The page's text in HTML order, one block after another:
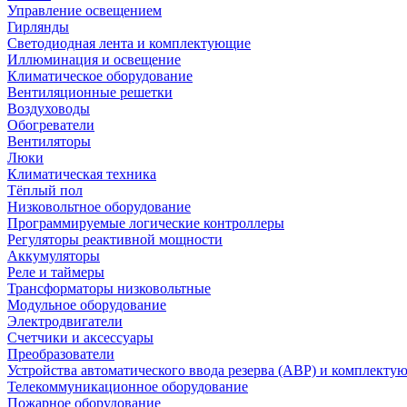
Управление освещением
Гирлянды
Светодиодная лента и комплектующие
Иллюминация и освещение
Климатическое оборудование
Вентиляционные решетки
Воздуховоды
Обогреватели
Вентиляторы
Люки
Климатическая техника
Тёплый пол
Низковольтное оборудование
Программируемые логические контроллеры
Регуляторы реактивной мощности
Аккумуляторы
Реле и таймеры
Трансформаторы низковольтные
Модульное оборудование
Электродвигатели
Счетчики и аксессуары
Преобразователи
Устройства автоматического ввода резерва (АВР) и
Телекоммуникационное оборудование
Пожарное оборудование